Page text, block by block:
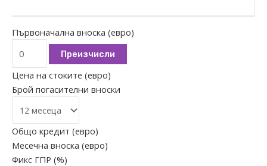
Първоначална вноска (евро)
Преизчисли
Цена на стоките (евро)
Брой погасителни вноски
Общо кредит (евро)
Месечна вноска (евро)
Фикс ГПР (%)